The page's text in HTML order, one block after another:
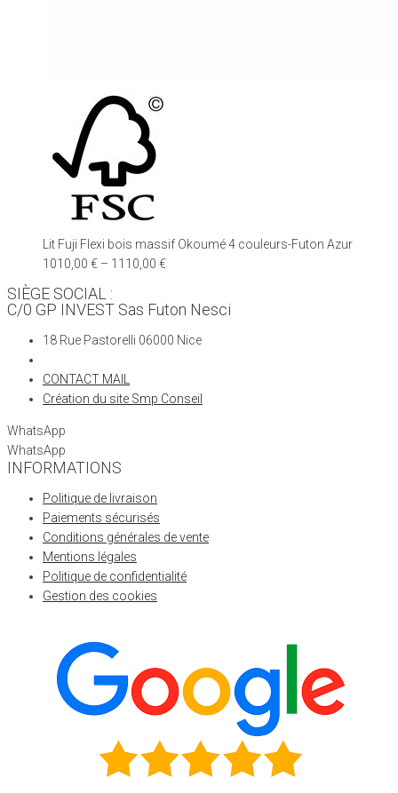
Lit Fuji Flexi bois massif Okoumé 4 couleurs-Futon Azur
1010,00 € – 1110,00 €
SIÈGE SOCIAL :
C/0 GP INVEST Sas Futon Nesci
18 Rue Pastorelli 06000 Nice
CONTACT MAIL
Création du site Smp Conseil
WhatsApp
WhatsApp
INFORMATIONS
Politique de livraison
Paiements sécurisés
Conditions générales de vente
Mentions légales
Politique de confidentialité
Gestion des cookies